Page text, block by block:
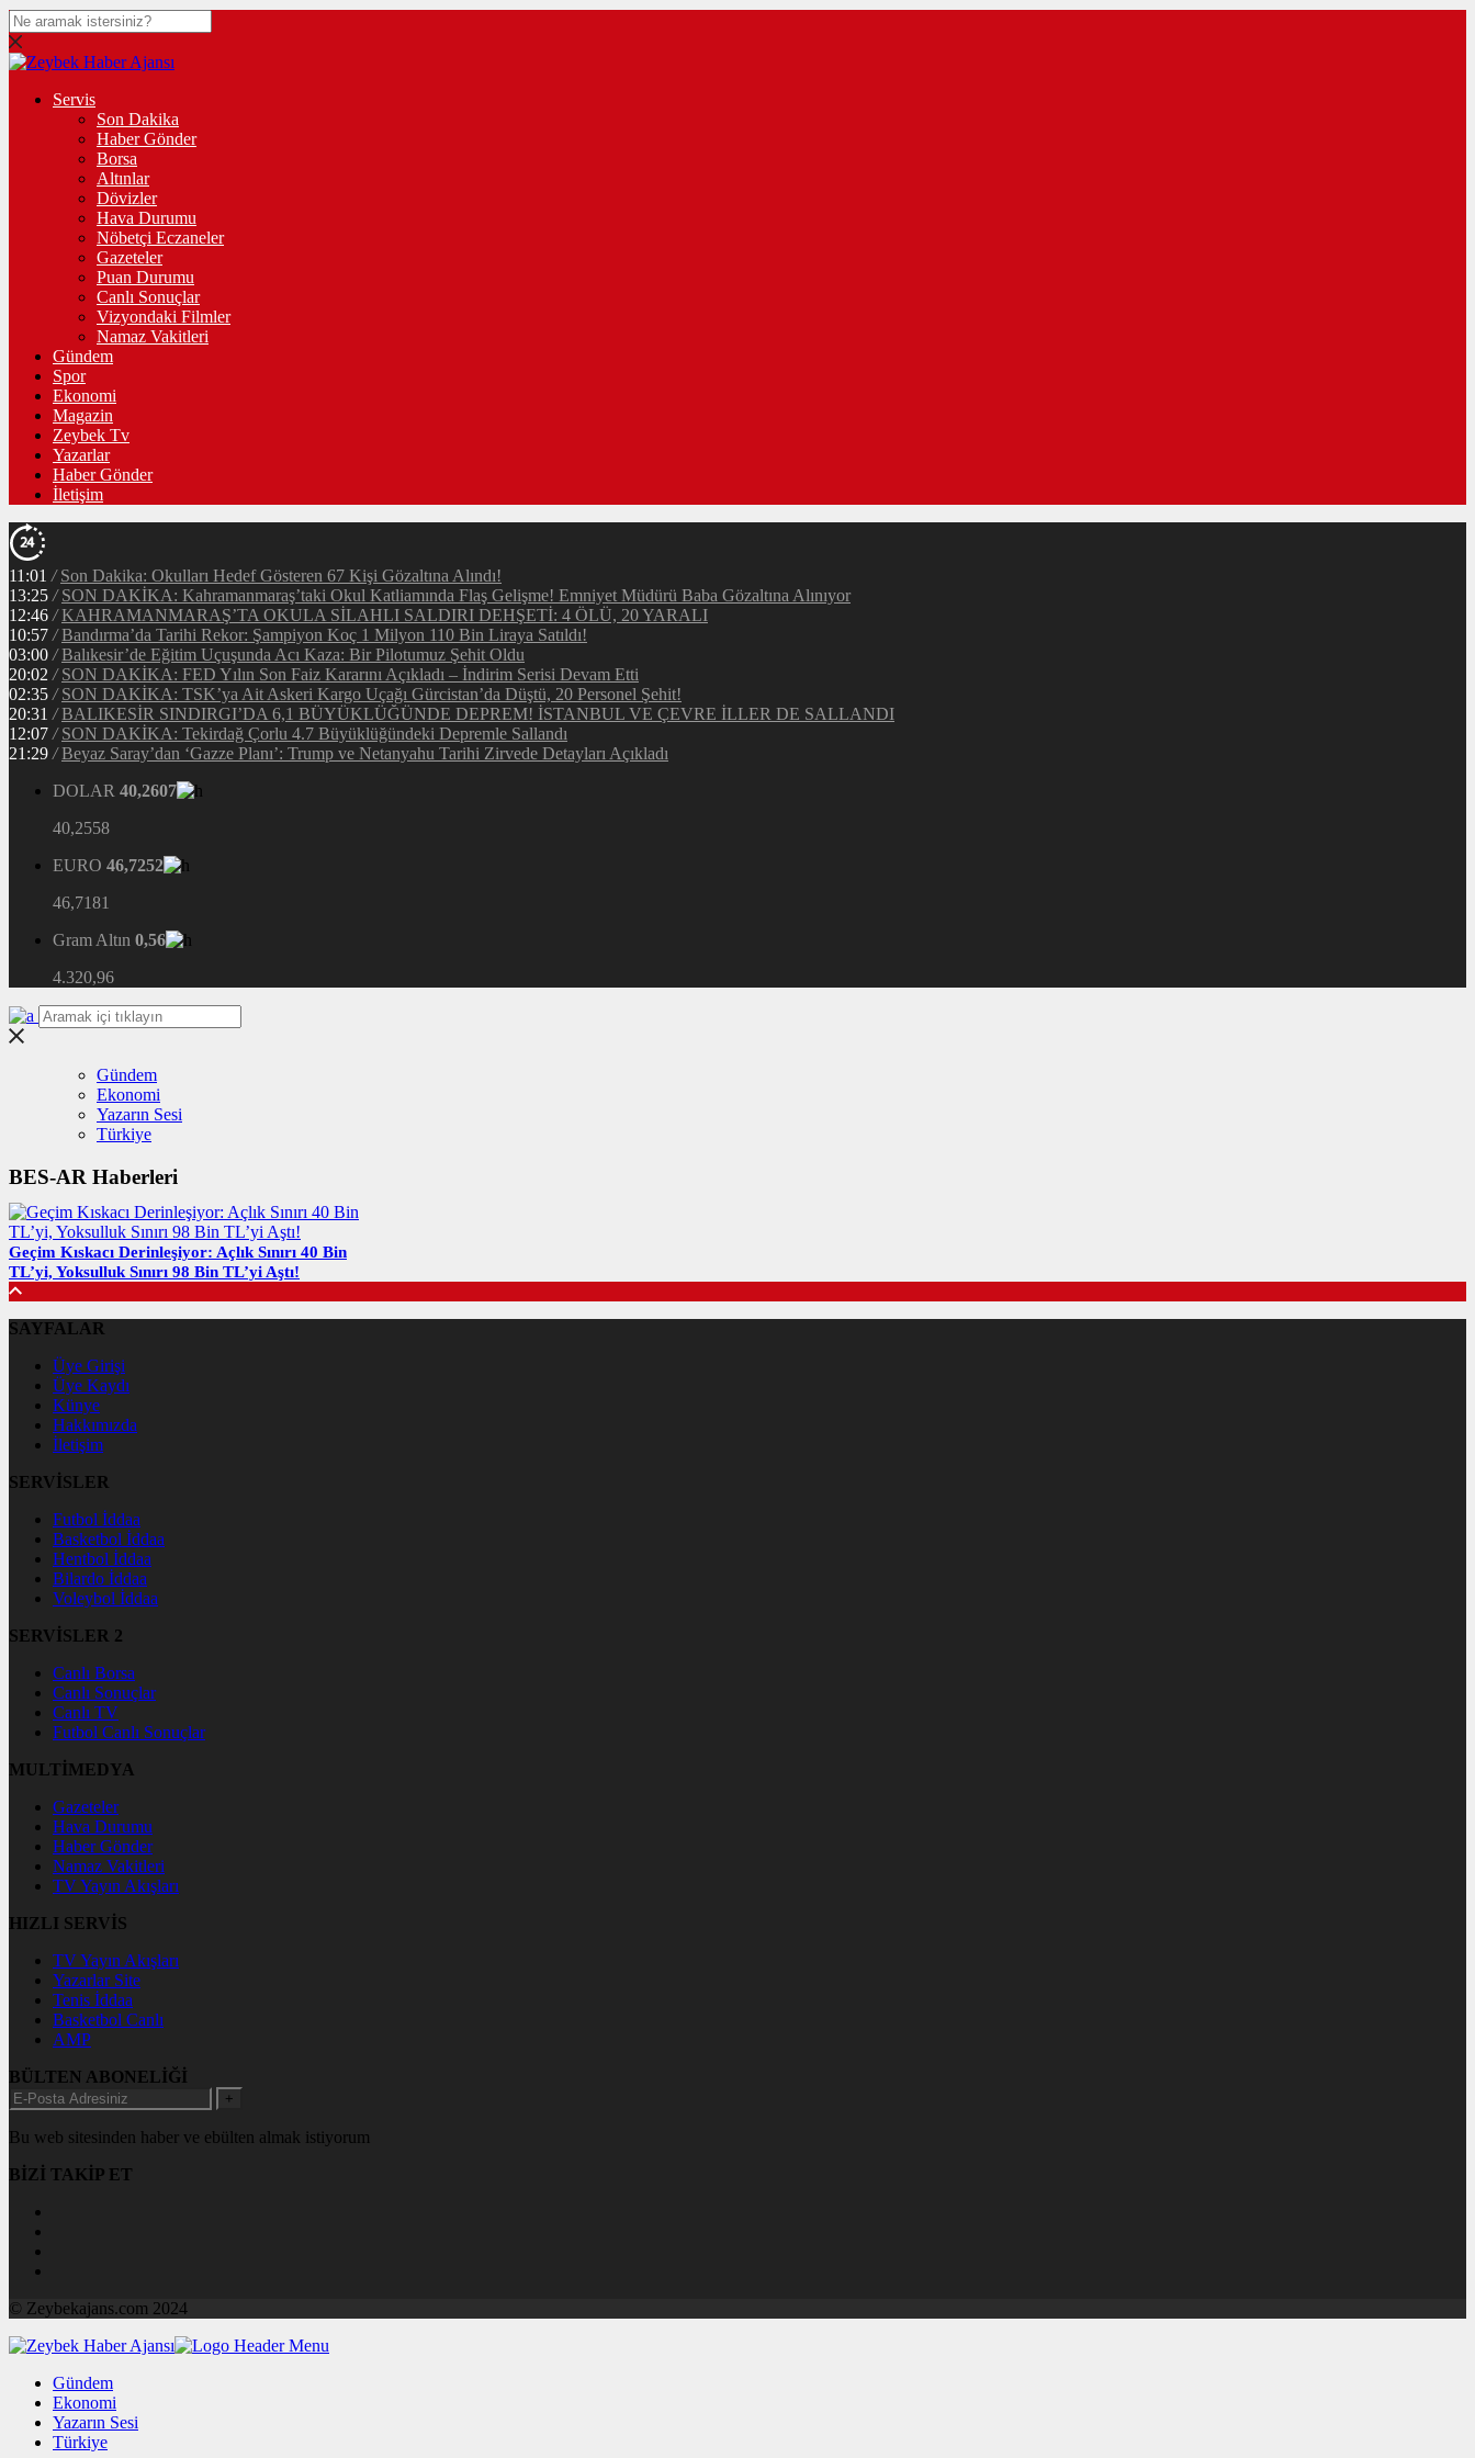
Servis
Son Dakika
Haber Gönder
Borsa
Altınlar
Dövizler
Hava Durumu
Nöbetçi Eczaneler
Gazeteler
Puan Durumu
Canlı Sonuçlar
Vizyondaki Filmler
Namaz Vakitleri
Gündem
Spor
Ekonomi
Magazin
Zeybek Tv
Yazarlar
Haber Gönder
İletişim
11:01 / Son Dakika: Okulları Hedef Gösteren 67 Kişi Gözaltına Alındı!
13:25 / SON DAKİKA: Kahramanmaraş’taki Okul Katliamında Flaş Gelişme! Emniyet Müdürü Baba Gözaltına Alınıyor
12:46 / KAHRAMANMARAŞ’TA OKULA SİLAHLI SALDIRI DEHŞETİ: 4 ÖLÜ, 20 YARALI
10:57 / Bandırma’da Tarihi Rekor: Şampiyon Koç 1 Milyon 110 Bin Liraya Satıldı!
03:00 / Balıkesir’de Eğitim Uçuşunda Acı Kaza: Bir Pilotumuz Şehit Oldu
20:02 / SON DAKİKA: FED Yılın Son Faiz Kararını Açıkladı – İndirim Serisi Devam Etti
02:35 / SON DAKİKA: TSK’ya Ait Askeri Kargo Uçağı Gürcistan’da Düştü, 20 Personel Şehit!
20:31 / BALIKESİR SINDIRGI’DA 6,1 BÜYÜKLÜĞÜNDE DEPREM! İSTANBUL VE ÇEVRE İLLER DE SALLANDI
12:07 / SON DAKİKA: Tekirdağ Çorlu 4.7 Büyüklüğündeki Depremle Sallandı
21:29 / Beyaz Saray’dan ‘Gazze Planı’: Trump ve Netanyahu Tarihi Zirvede Detayları Açıkladı
DOLAR 40,2607
40,2558
EURO 46,7252
46,7181
Gram Altın 0,56
4.320,96
Gündem
Ekonomi
Yazarın Sesi
Türkiye
BES-AR Haberleri
Geçim Kıskacı Derinleşiyor: Açlık Sınırı 40 Bin
TL’yi, Yoksulluk Sınırı 98 Bin TL’yi Aştı!
SAYFALAR
Üye Girişi
Üye Kaydı
Künye
Hakkımızda
İletişim
SERVİSLER
Futbol İddaa
Basketbol İddaa
Hentbol İddaa
Bilardo İddaa
Voleybol İddaa
SERVİSLER 2
Canlı Borsa
Canlı Sonuçlar
Canlı TV
Futbol Canlı Sonuçlar
MULTİMEDYA
Gazeteler
Hava Durumu
Haber Gönder
Namaz Vakitleri
TV Yayın Akışları
HIZLI SERVİS
TV Yayın Akışları
Yazarlar Site
Tenis İddaa
Basketbol Canlı
AMP
BÜLTEN ABONELİĞİ
+
Bu web sitesinden haber ve ebülten almak istiyorum
BİZİ TAKİP ET
© Zeybekajans.com 2024
Gündem
Ekonomi
Yazarın Sesi
Türkiye